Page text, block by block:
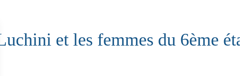
et les femmes du 6ème